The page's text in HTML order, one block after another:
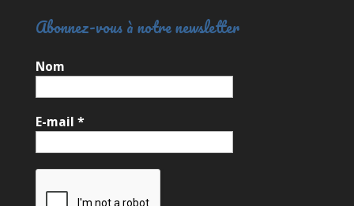
Abonnez-vous à notre newsletter
Nom
E-mail *